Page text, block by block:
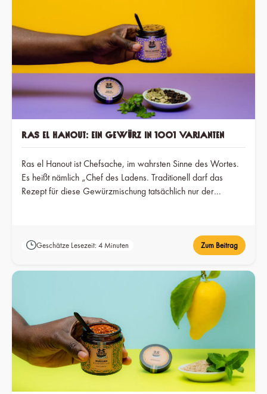
Ras El Hanout: Ein Gewürz in 1001 Varianten
Ras el Hanout ist Chefsache, im wahrsten Sinne des Wortes.
Es heißt nämlich „Chef des Ladens. Traditionell darf das
Rezept für diese Gewürzmischung tatsächlich nur der
Geschätze Lesezeit: 4 Minuten Zum Beitrag